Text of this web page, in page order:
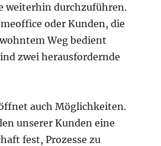
weiterhin durchzuführen.
oder Kunden, die
Weg bedient
zwei herausfordernde
auch Möglichkeiten.
unserer Kunden eine
fest, Prozesse zu